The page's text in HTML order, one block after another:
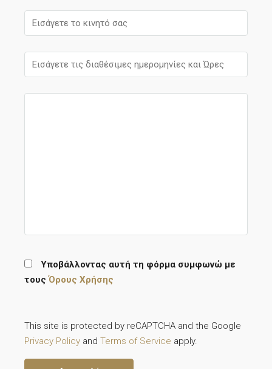
Υποβάλλοντας αυτή τη φόρμα συμφωνώ με
τουςΌρους Χρήσης
This site is protected by reCAPTCHA and the Google
Privacy Policy and Terms of Service apply.